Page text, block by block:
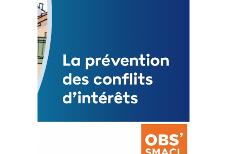
Mise à jour avril 2024
FEUILLETER